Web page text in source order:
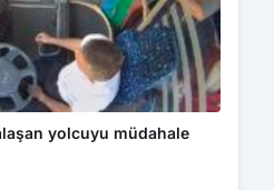
yolcuyu müdahale